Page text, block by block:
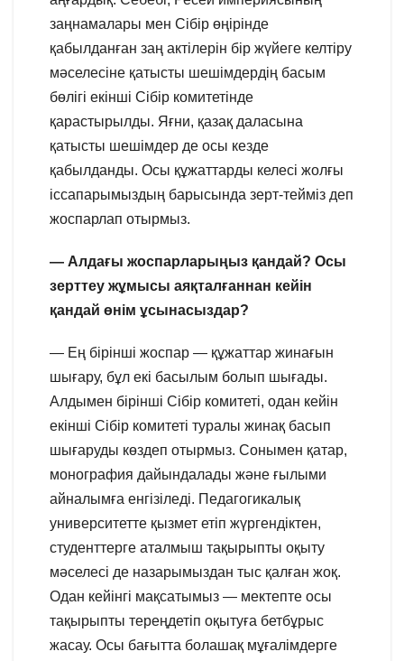
заңнамалары мен Сібір өңірінде
қабылданған заң актілерін бір жүйеге келтіру
мәселесіне қатысты шешімдердің басым
бөлігі екінші Сібір комитетінде
қарастырылды. Яғни, қазақ даласына
қатысты шешімдер де осы кезде
қабылданды. Осы құжаттарды келесі жолғы
іссапарымыздың барысында зерт-тейміз деп
жоспарлап отырмыз.
— Алдағы жоспарларыңыз қандай? Осы
зерттеу жұмысы аяқталғаннан кейін
қандай өнім ұсынасыздар?
— Ең бірінші жоспар — құжаттар жинағын
шығару, бұл екі басылым болып шығады.
Алдымен бірінші Сібір комитеті, одан кейін
екінші Сібір комитеті туралы жинақ басып
шығаруды көздеп отырмыз. Сонымен қатар,
монография дайындалады және ғылыми
айналымға енгізіледі. Педагогикалық
университетте қызмет етіп жүргендіктен,
студенттерге аталмыш тақырыпты оқыту
мәселесі де назарымыздан тыс қалған жоқ.
Одан кейінгі мақсатымыз — мектепте осы
тақырыпты тереңдетіп оқытуға бетбұрыс
жасау. Осы бағытта болашақ мұғалімдерге